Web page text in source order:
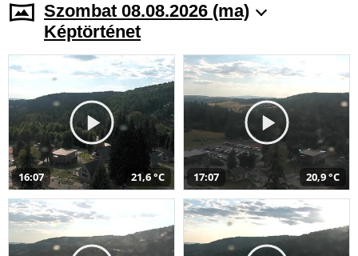
Szombat 08.08.2026 (ma)
Képtörténet
16:07 21,6 °C 17:07 20,9 °C